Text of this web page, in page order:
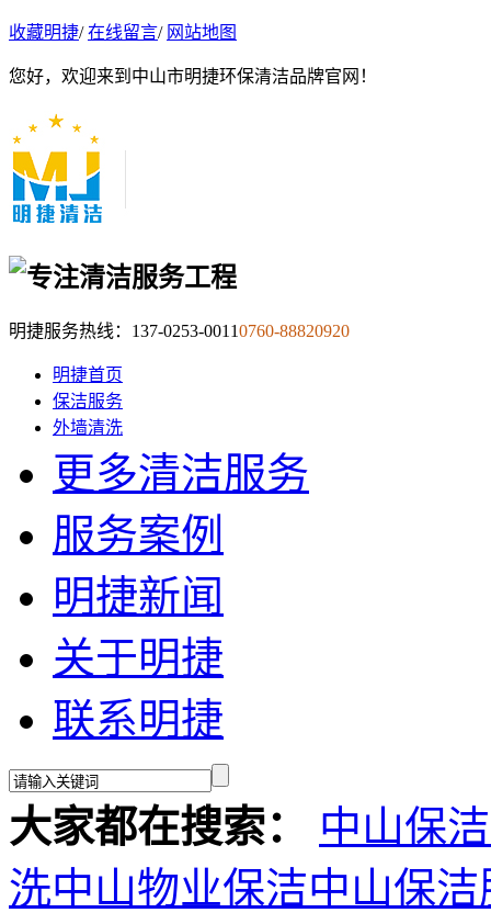
收藏明捷/在线留言/ 网站地图
您好，欢迎来到中山市明捷环保清洁品牌官网！
明捷服务热线： 137-0253-00110760-88820920
明捷首页
保洁服务
外墙清洗
更多清洁服务
服务案例
明捷新闻
关于明捷
联系明捷
大家都在搜索：
中山保
洗中山物业保洁中山保